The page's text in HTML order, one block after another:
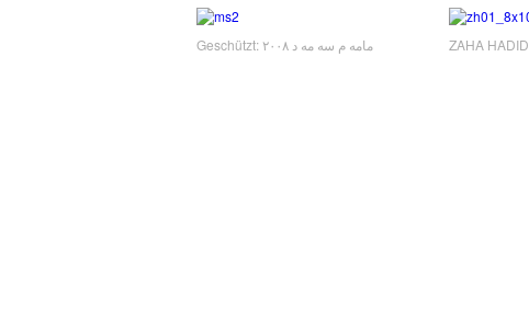
Geschützt: مامه م سه مه د ٢٠٠٨ ZAHA HADID